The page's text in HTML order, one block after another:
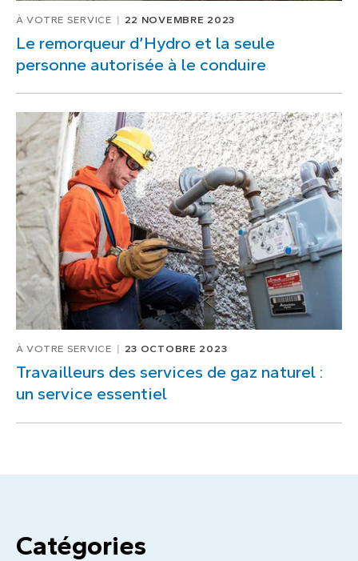
À VOTRE SERVICE 22 NOVEMBRE 2023
Le remorqueur d’Hydro et la seule
personne autorisée à le conduire
À VOTRE SERVICE 23 OCTOBRE 2023
Travailleurs des services de gaz naturel :
un service essentiel
Catégories